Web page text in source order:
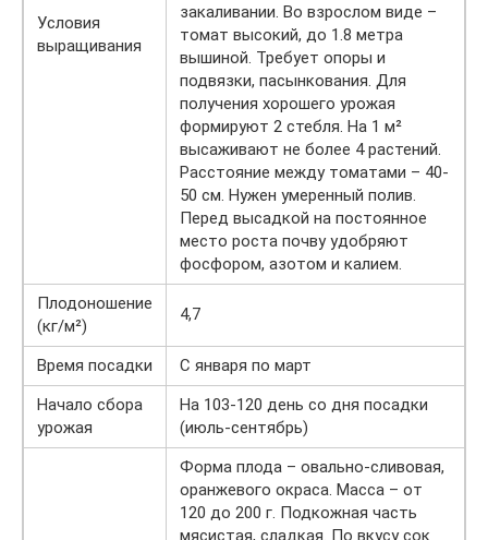
Условия
выращивания
закаливании. Во взрослом виде –
томат высокий, до 1.8 метра
вышиной. Требует опоры и
подвязки, пасынкования. Для
получения хорошего урожая
формируют 2 стебля. На 1 м²
высаживают не более 4 растений.
Расстояние между томатами – 40-
50 см. Нужен умеренный полив.
Перед высадкой на постоянное
место роста почву удобряют
фосфором, азотом и калием.
Плодоношение
(кг/м²)
4,7
Время посадки
С января по март
Начало сбора
урожая
На 103-120 день со дня посадки
(июль-сентябрь)
Форма плода – овально-сливовая,
оранжевого окраса. Масса – от
120 до 200 г. Подкожная часть
мясистая, сладкая. По вкусу сок